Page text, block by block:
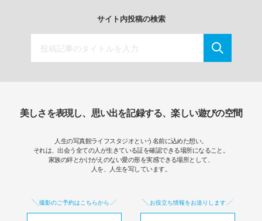
サイト内投稿の検索
美しさを表現し、思い出を記録する、楽しい遊びの空間
人生の写真館ライフスタジオという名前に込めた想い。
それは、出会う全ての人が生きている証を確認できる場所になること。
家族の絆とかけがえのない愛の形を実感できる場所として、
人を、人生を写しています。
撮影のご予約はこちらから お役立ち情報をお送りします